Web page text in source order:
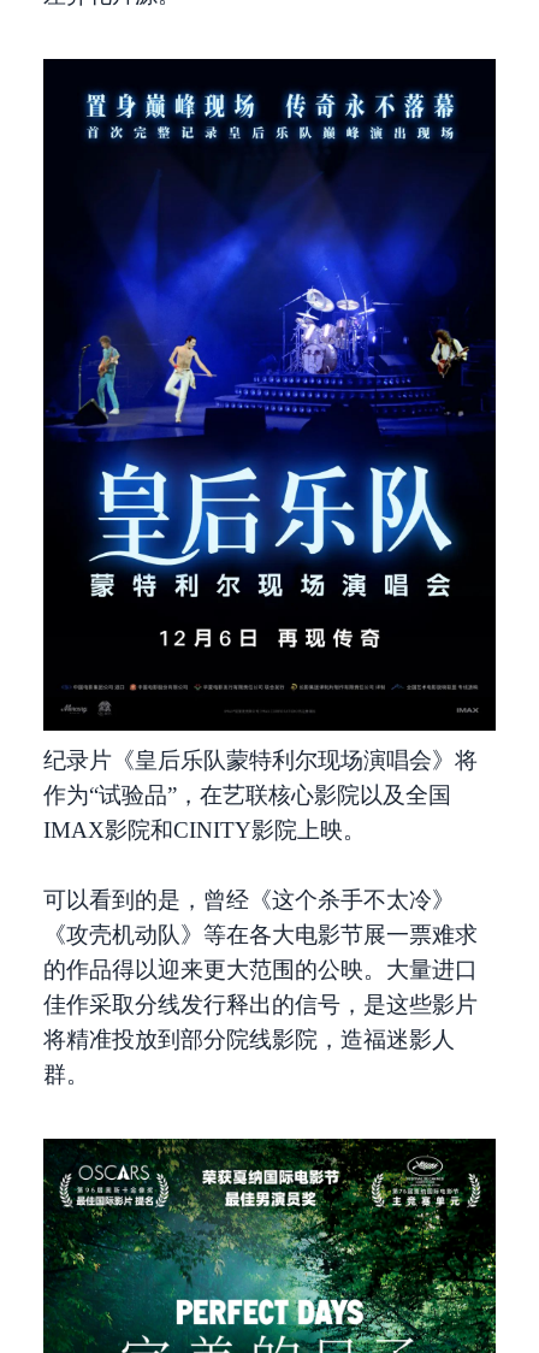
纪录片《皇后乐队蒙特利尔现场演唱会》将
作为“试验品”，在艺联核心影院以及全国
IMAX影院和CINITY影院上映。
可以看到的是，曾经《这个杀手不太冷》
《攻壳机动队》等在各大电影节展一票难求
的作品得以迎来更大范围的公映。大量进口
佳作采取分线发行释出的信号，是这些影片
将精准投放到部分院线影院，造福迷影人
群。